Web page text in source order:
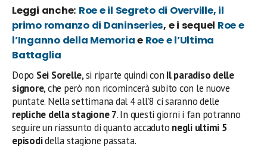
Leggi anche: Roe e il Segreto di Overville, il
primo romanzo di Daninseries, e i sequel Roe e
l’Inganno della Memoriae Roe e l’Ultima
Battaglia
Dopo Sei Sorelle, si riparte quindi con Il paradiso delle
signore, che però non ricomincerà subito con le nuove
puntate. Nella settimana dal 4 all’8 ci saranno delle
repliche della stagione 7. In questi giorni i fan potranno
seguire un riassunto di quanto accaduto negli ultimi 5
episodidella stagione passata.